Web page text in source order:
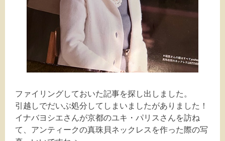
ファイリングしておいた記事を探し出しました。
引越しでだいぶ処分してしまいましたがありました！
イナバヨシエさんが京都のユキ・パリスさんを訪ね
て、アンティークの真珠貝ネックレスを作った際の写